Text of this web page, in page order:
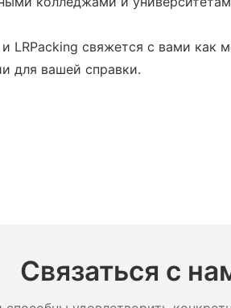
LRPacking свяжется с вами
для вашей справки.
Связаться с